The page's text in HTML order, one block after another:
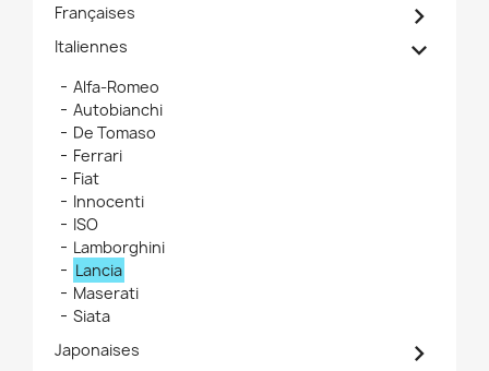
Françaises 
Italiennes 
Alfa-Romeo
Autobianchi
De Tomaso
Ferrari
Fiat
Innocenti
ISO
Lamborghini
Lancia
Maserati
Siata
Japonaises
